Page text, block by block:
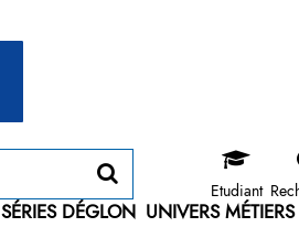
Etudiant
SÉRIES DÉGLON UNIVERS MÉTIERS